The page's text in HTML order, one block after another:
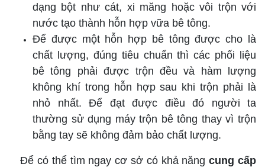
dạng bột như cát, xi măng hoặc vôi trộn với
nước tạo thành hỗn hợp vữa bê tông.
Để được một hỗn hợp bê tông được cho là
chất lượng, đúng tiêu chuẩn thì các phối liệu
bê tông phải được trộn đều và hàm lượng
không khí trong hỗn hợp sau khi trộn phải là
nhỏ nhất. Để đạt được điều đó người ta
thường sử dụng máy trộn bê tông thay vì trộn
bằng tay sẽ không đảm bảo chất lượng.
Để có thể tìm ngay cơ sở có khả năngcung cấp